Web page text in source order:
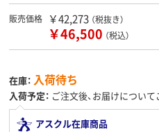
販売価格 ￥42,273 （税抜き）
￥46,500 （税込）
在庫： 入荷待ち
入荷予定： ご注文後、お届けについ
アスクル在庫商品